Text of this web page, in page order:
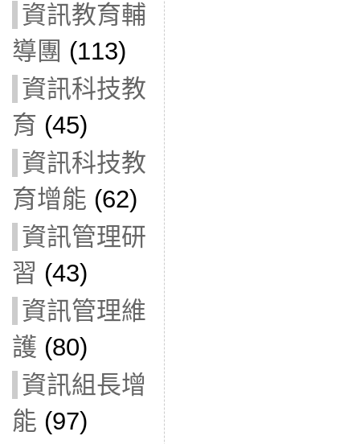
資訊教育輔
導團 (113)
資訊科技教
育 (45)
資訊科技教
育增能 (62)
資訊管理研
習 (43)
資訊管理維
護 (80)
資訊組長增
能 (97)